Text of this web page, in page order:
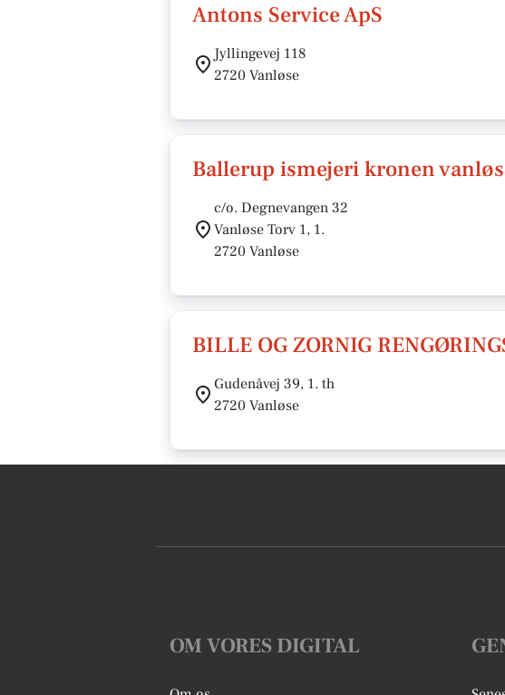
Antons Service ApS
Jyllingevej 118
2720 Vanløse
Ballerup ismejeri kronen
c/o. Degnevangen 32
Vanløse Torv 1, 1.
2720 Vanløse
BILLE OG ZORNIG
Gudenåvej 39, 1. th
2720 Vanløse
OM VORES DIGITAL